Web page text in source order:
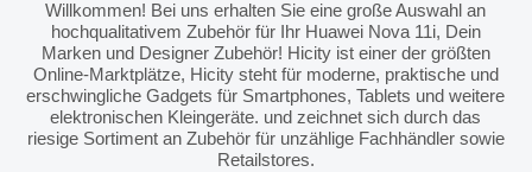
Willkommen! Bei uns erhalten Sie eine große Auswahl an
hochqualitativem Zubehör für Ihr Huawei Nova 11i, Dein
Marken und Designer Zubehör! Hicity ist einer der größten
Online-Marktplätze, Hicity steht für moderne, praktische und
erschwingliche Gadgets für Smartphones, Tablets und weitere
elektronischen Kleingeräte. und zeichnet sich durch das
riesige Sortiment an Zubehör für unzählige Fachhändler sowie
Retailstores.